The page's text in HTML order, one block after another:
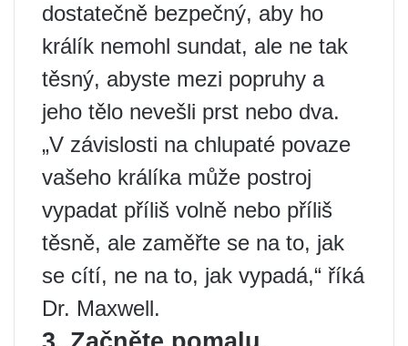
dostatečně bezpečný, aby ho
králík nemohl sundat, ale ne tak
těsný, abyste mezi popruhy a
jeho tělo nevešli prst nebo dva.
„V závislosti na chlupaté povaze
vašeho králíka může postroj
vypadat příliš volně nebo příliš
těsně, ale zaměřte se na to, jak
se cítí, ne na to, jak vypadá,“ říká
Dr. Maxwell.